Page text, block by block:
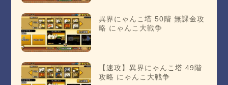
異界にゃんこ塔 50階 無課金攻
略 にゃんこ大戦争
【速攻】異界にゃんこ塔 49階
攻略 にゃんこ大戦争